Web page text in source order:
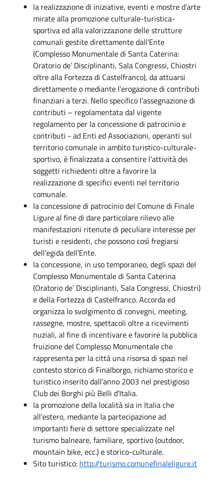
la realizzazione di iniziative, eventi e mostre d’arte
mirate alla promozione culturale-turistica-
sportiva ed alla valorizzazione delle strutture
comunali gestite direttamente dall’Ente
(Complesso Monumentale di Santa Caterina:
Oratorio de’ Disciplinanti, Sala Congressi, Chiostri
oltre alla Fortezza di Castelfranco), da attuarsi
direttamente o mediante l’erogazione di contributi
finanziari a terzi. Nello specifico l’assegnazione di
contributi – regolamentata dal vigente
regolamento per la concessione di patrocinio e
contributi - ad Enti ed Associazioni, operanti sul
territorio comunale in ambito turistico-culturale-
sportivo, è finalizzata a consentire l’attività dei
soggetti richiedenti oltre a favorire la
realizzazione di specifici eventi nel territorio
comunale.
la concessione di patrocinio del Comune di Finale
Ligure al fine di dare particolare rilievo alle
manifestazioni ritenute di peculiare interesse per
turisti e residenti, che possono così fregiarsi
dell’egida dell’Ente.
la concessione, in uso temporaneo, degli spazi del
Complesso Monumentale di Santa Caterina
(Oratorio de’ Disciplinanti, Sala Congressi, Chiostri)
e della Fortezza di Castelfranco. Accorda ed
organizza lo svolgimento di convegni, meeting,
rassegne, mostre, spettacoli oltre a ricevimenti
nuziali, al fine di incentivare e favorire la pubblica
fruizione del Complesso Monumentale che
rappresenta per la città una risorsa di spazi nel
contesto storico di Finalborgo, richiamo storico e
turistico inserito dall’anno 2003 nel prestigioso
Club dei Borghi più Belli d’Italia.
la promozione della località sia in Italia che
all’estero, mediante la partecipazione ad
importanti fiere di settore specializzate nel
turismo balneare, familiare, sportivo (outdoor,
mountain bike, ecc.) e storico-culturale.
Sito turistico: http://turismo.comunefinaleligure.it